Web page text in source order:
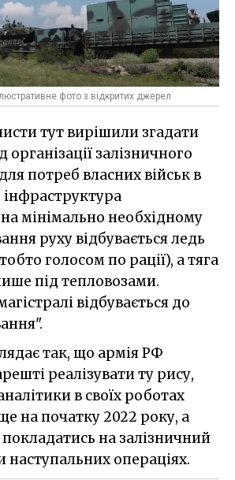
фото з відкритих джерел
тут вирішили згадати
організації залізничного
потреб власних військ в
інфраструктура
мінімально необхідному
руху відбувається ледь
голосом по рації), а тяга
під тепловозами.
відбувається до
так, що армія РФ
реалізувати ту рису,
в своїх роботах
на початку 2022 року, а
на залізничний
наступальних операціях.